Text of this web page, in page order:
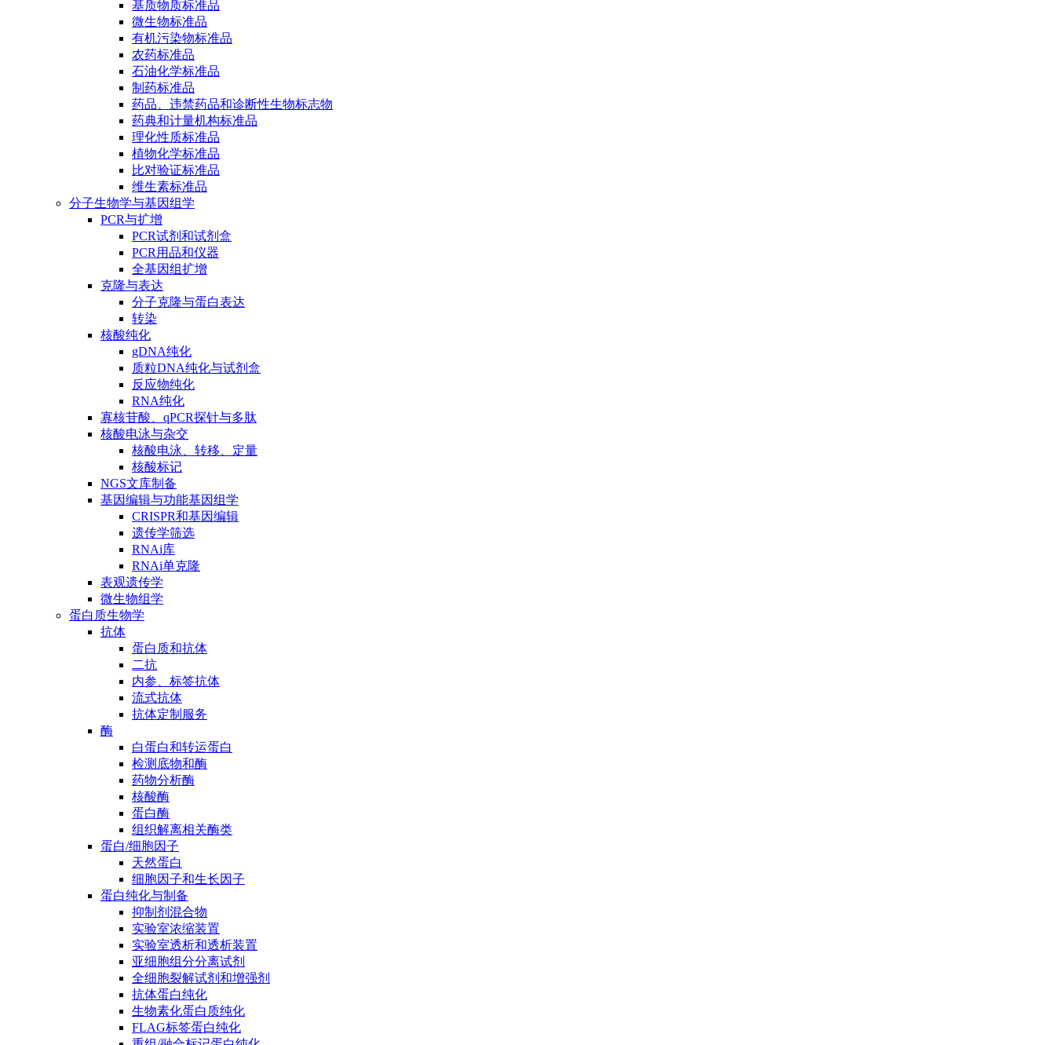
基质物质标准品
微生物标准品
有机污染物标准品
农药标准品
石油化学标准品
制药标准品
药品、违禁药品和诊断性生物标志物
药典和计量机构标准品
理化性质标准品
植物化学标准品
比对验证标准品
维生素标准品
分子生物学与基因组学
PCR与扩增
PCR试剂和试剂盒
PCR用品和仪器
全基因组扩增
克隆与表达
分子克隆与蛋白表达
转染
核酸纯化
gDNA纯化
质粒DNA纯化与试剂盒
反应物纯化
RNA纯化
寡核苷酸、qPCR探针与多肽
核酸电泳与杂交
核酸电泳、转移、定量
核酸标记
NGS文库制备
基因编辑与功能基因组学
CRISPR和基因编辑
遗传学筛选
RNAi库
RNAi单克隆
表观遗传学
微生物组学
蛋白质生物学
抗体
蛋白质和抗体
二抗
内参、标签抗体
流式抗体
抗体定制服务
酶
白蛋白和转运蛋白
检测底物和酶
药物分析酶
核酸酶
蛋白酶
组织解离相关酶类
蛋白/细胞因子
天然蛋白
细胞因子和生长因子
蛋白纯化与制备
抑制剂混合物
实验室浓缩装置
实验室透析和透析装置
亚细胞组分分离试剂
全细胞裂解试剂和增强剂
抗体蛋白纯化
生物素化蛋白质纯化
FLAG标签蛋白纯化